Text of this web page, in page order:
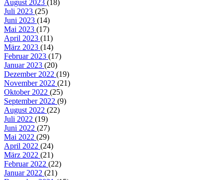
August 2023 (18)
Juli 2023 (25)
Juni 2023 (14)
Mai 2023 (17)
April 2023 (11)
März 2023 (14)
Februar 2023 (17)
Januar 2023 (20)
Dezember 2022 (19)
November 2022 (21)
Oktober 2022 (25)
September 2022 (9)
August 2022 (22)
Juli 2022 (19)
Juni 2022 (27)
Mai 2022 (29)
April 2022 (24)
März 2022 (21)
Februar 2022 (22)
Januar 2022 (21)